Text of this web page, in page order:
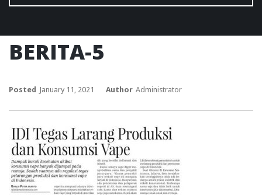
BERITA-5
Posted January 11, 2021 Author Administrator